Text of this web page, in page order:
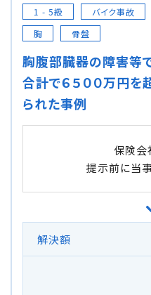
自転車
弁
弁護
1 - 5級 バイク事故
胸
骨盤
胸腹部臓器の障害等
合計で６５００万円
られた事例
保険会
提示前に当
解決額